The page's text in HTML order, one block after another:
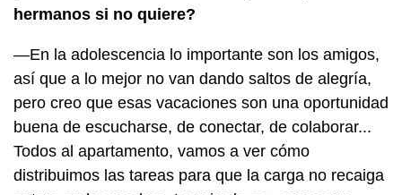
hermanos si no quiere?
—En la adolescencia lo importante son los amigos,
así que a lo mejor no van dando saltos de alegría,
pero creo que esas vacaciones son una oportunidad
buena de escucharse, de conectar, de colaborar...
Todos al apartamento, vamos a ver cómo
distribuimos las tareas para que la carga no recaiga